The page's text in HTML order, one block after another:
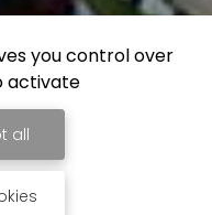
you control over
activate
all